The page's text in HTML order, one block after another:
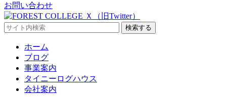
お問い合わせ
検索する
ホーム
ブログ
事業案内
タイニーログハウス
会社案内